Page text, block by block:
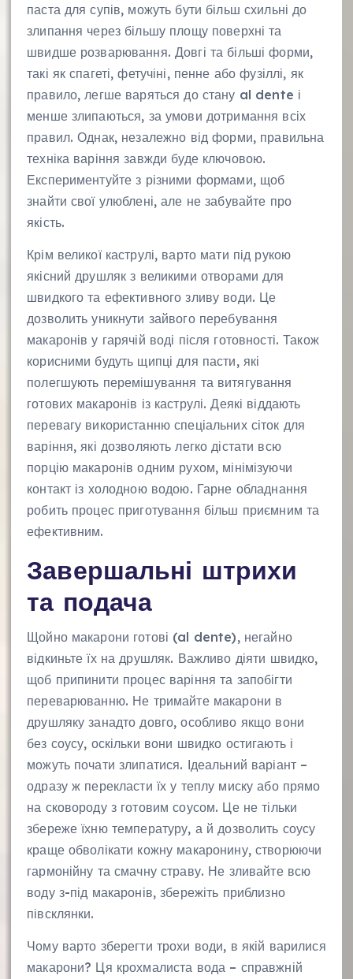
паста для супів, можуть бути більш схильні до
злипання через більшу площу поверхні та
швидше розварювання. Довгі та більші форми,
такі як спагеті, фетучіні, пенне або фузіллі, як
правило, легше варяться до стану al dente і
менше злипаються, за умови дотримання всіх
правил. Однак, незалежно від форми, правильна
техніка варіння завжди буде ключовою.
Експериментуйте з різними формами, щоб
знайти свої улюблені, але не забувайте про
якість.
Крім великої каструлі, варто мати під рукою
якісний друшляк з великими отворами для
швидкого та ефективного зливу води. Це
дозволить уникнути зайвого перебування
макаронів у гарячій воді після готовності. Також
корисними будуть щипці для пасти, які
полегшують перемішування та витягування
готових макаронів із каструлі. Деякі віддають
перевагу використанню спеціальних сіток для
варіння, які дозволяють легко дістати всю
порцію макаронів одним рухом, мінімізуючи
контакт із холодною водою. Гарне обладнання
робить процес приготування більш приємним та
ефективним.
Завершальні штрихи
та подача
Щойно макарони готові (al dente), негайно
відкиньте їх на друшляк. Важливо діяти швидко,
щоб припинити процес варіння та запобігти
переварюванню. Не тримайте макарони в
друшляку занадто довго, особливо якщо вони
без соусу, оскільки вони швидко остигають і
можуть почати злипатися. Ідеальний варіант –
одразу ж перекласти їх у теплу миску або прямо
на сковороду з готовим соусом. Це не тільки
збереже їхню температуру, а й дозволить соусу
краще обволікати кожну макаронину, створюючи
гармонійну та смачну страву. Не зливайте всю
воду з-під макаронів, збережіть приблизно
півсклянки.
Чому варто зберегти трохи води, в якій варилися
макарони? Ця крохмалиста вода – справжній